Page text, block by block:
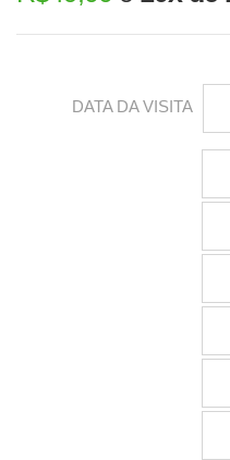
DATA DA VISITA